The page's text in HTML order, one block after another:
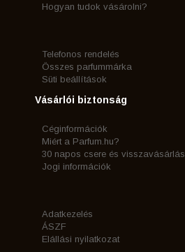
Hogyan tudok vásárolni?
Telefonos rendelés
Összes parfummárka
Süti beállítások
Vásárlói biztonság
Céginformációk
Miért a Parfum.hu?
30 napos csere és visszavásárlás
Jogi információk
Adatkezelés
ÁSZF
Elállási nyilatkozat